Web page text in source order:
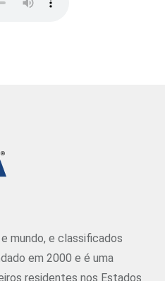
mundo, e classificados
em 2000 e é uma
residentes nos Estados